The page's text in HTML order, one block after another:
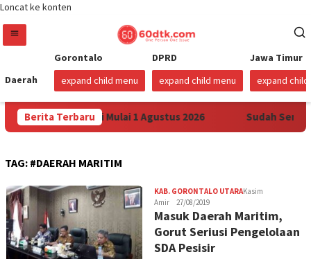
Loncat ke konten
Daerah
Gorontalo
expand child menu
DPRD
expand child menu
Jawa Timur
expand child
Berita Terbaru
di Sulawesi Mulai 1 Agustus 2026 Sudah
TAG: #DAERAH MARITIM
KAB. GORONTALO UTARAKasim
Amir
27/08/2019
Masuk Daerah Maritim,
Gorut Seriusi Pengelolaan
SDA Pesisir